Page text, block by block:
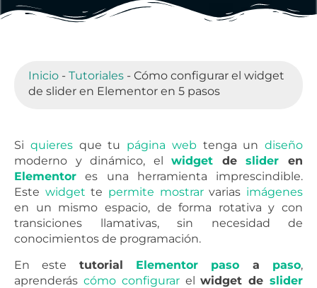
Inicio - Tutoriales - Cómo configurar el widget
de slider en Elementor en 5 pasos
Si quieresque tu página web tenga un diseño
moderno y dinámico, elwidget deslider en
Elementor es una herramienta imprescindible.
Este widget te permite mostrarvarias imágenes
en un mismo espacio, de forma rotativa y con
transiciones llamativas, sin necesidad de
conocimientos de programación.
En este tutorial Elementor paso a paso,
aprenderás cómo configurarelwidget deslider